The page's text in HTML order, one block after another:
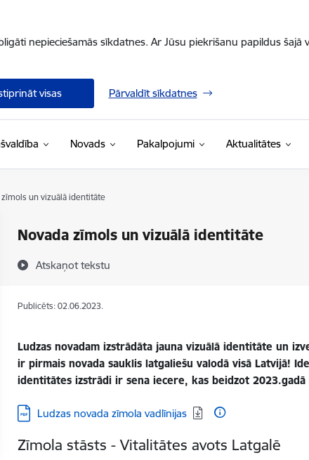
nepieciešamās sīkdatnes. Ar Jūsu piekrišanu papildus
visas Pārvaldīt sīkdatnes
Novads Pakalpojumi Aktualitātes
zīmols un vizuālā identitāte
Novada zīmols un vizuālā identitāte
Atskaņot tekstu
Publicēts: 02.06.2023.
Ludzas novadam izstrādāta jauna vizuālā identitāte un
ir pirmais novada sauklis latgaliešu valodā visā Latvijā!
identitātes izstrādi ir sena iecere, kas beidzot
Lejupielādēt:
Ludzas novada zīmola vadlīnijas
Zīmola stāsts - Vitalitātes avots Latgalē